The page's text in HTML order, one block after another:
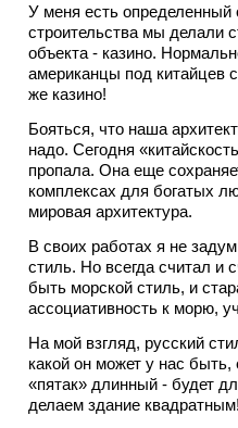
У меня есть определенный
строительства мы делали
объекта - казино.
американцы под китайцев
же казино!
Бояться, что наша
надо. Сегодня
пропала. Она еще
комплексах для богатых
мировая архитектура.
В своих работах я не
стиль. Но всегда считал и
быть морской стиль, и
ассоциативность к морю,
На мой взгляд, русский
какой он может у нас
«пятак» длинный - будет
делаем здание